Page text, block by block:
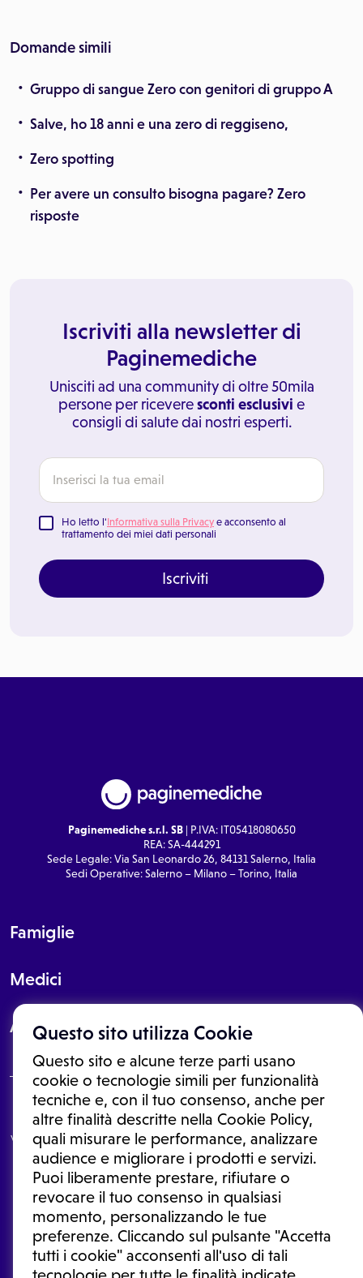
Questo sito utilizza Cookie
Questo sito e alcune terze parti usano
cookie o tecnologie simili per funzionalità
tecniche e, con il tuo consenso, anche per
altre finalità descritte nella Cookie Policy,
quali misurare le performance, analizzare
audience e migliorare i prodotti e servizi.
Puoi liberamente prestare, rifiutare o
revocare il tuo consenso in qualsiasi
momento, personalizzando le tue
preferenze. Cliccando sul pulsante "Accetta
tutti i cookie" acconsenti all'uso di tali
Domande simili
Gruppo di sangue Zero con genitori di gruppo A
Salve, ho 18 anni e una zero di reggiseno,
Zero spotting
Per avere un consulto bisogna pagare? Zero
risposte
Iscriviti alla newsletter di
Paginemediche
Unisciti ad una community di oltre 50mila
persone per riceveresconti esclusivi e
consigli di salute dai nostri esperti.
Ho letto l'Informativa sulla Privacy e acconsento al
trattamento dei miei dati personali
Iscriviti
Paginemediche s.r.l. SB| P.IVA: IT05418080650
REA: SA-444291
Sede Legale: Via San Leonardo 26, 84131 Salerno, Italia
Sedi Operative: Salerno – Milano – Torino, Italia
Famiglie
Medici
About
Le informazioni proposte in questo sito non sono un consulto medico.
In nessun caso, queste informazioni sostituiscono un consulto, una
visita o una diagnosi formulata dal medico. Non si devono considerare
le informazioni disponibili come suggerimenti per la formulazione di
una diagnosi, la determinazione di un trattamento o l'assunzione o
sospensione di un farmaco senza prima consultare un medico di
medicina generale o uno specialista.
Condizioni di utilizzo|Privacy Policy |Gestione cookie
Ⓒ 2026 | Tutti i diritti riservati.